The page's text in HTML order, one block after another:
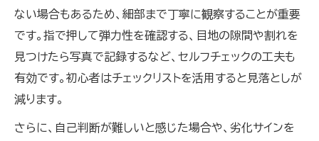
ない場合もあるため、細部まで丁寧に観察することが重要
です。指で押して弾力性を確認する、目地の隙間や割れを
見つけたら写真で記録するなど、セルフチェックの工夫も
有効です。初心者はチェックリストを活用すると見落としが
減ります。
さらに、自己判断が難しいと感じた場合や、劣化サインを